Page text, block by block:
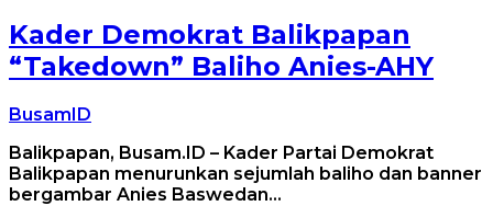
Kader Demokrat Balikpapan
“Takedown” Baliho Anies-AHY
BusamID
Balikpapan, Busam.ID – Kader Partai Demokrat
Balikpapan menurunkan sejumlah baliho dan banner
bergambar Anies Baswedan…